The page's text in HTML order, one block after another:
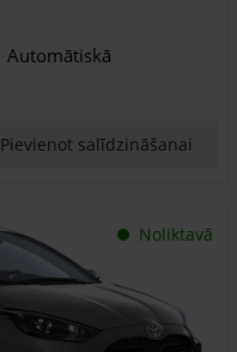
Automātiskā
Pievienot salīdzināšanai
Noliktavā